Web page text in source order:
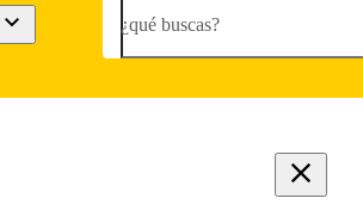
¿qué buscas?